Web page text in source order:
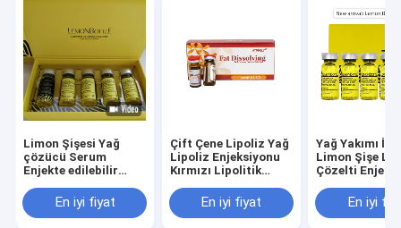
Limon Şişesi Yağ
çözücü Serum
Enjekte edilebilir
Yardımcı Olur
En iyi fiyat
Çift Çene Lipoliz Yağ
Lipoliz Enjeksiyonu
Kırmızı Lipolitik
En iyi fiyat
Yağ Yakımı
Limon Şişe
Çözelti
En iyi